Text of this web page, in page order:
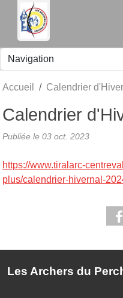
Accueil Calendrier
Calendrier
Publiée le 03 oct. 2023
https://www.tiralarc-
plus/calendrier-hivernal-
Les Archers du
Panneau de gestion des